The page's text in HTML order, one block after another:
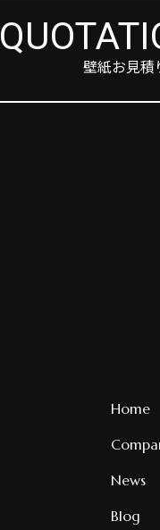
壁紙お見積
Home
News
Blog